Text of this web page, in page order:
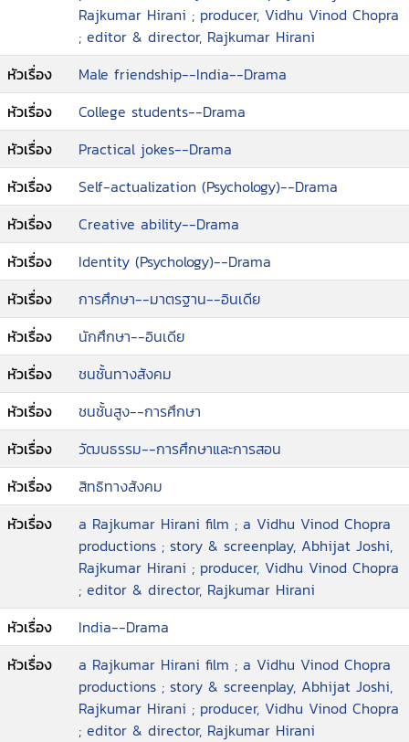
ความคิดสร้างสรรค์ อีกตัวละครที่ไม่กล่าวถึงไม่ได้คือ
ชาเตอ เป็นตัวแทนของนักเรียนที่มีความรู้แค่ในตำรา
และคอยแข่งขันกันผู้อื่นตลอดเวลาเพื่อให้ตนเองเป็นที่
หนึ่ง เขาจึงได้รับความกดดันเสมอ นอกเหนือจากเป็น
ภาพยนตร์ที่เรียกเสียงฮาและสร้างความสุขแก่ผู้ชมยัง
นำเสนอวิถีชีวิต ค่านิยม และความเป็นจริงด้านการ
ศึกษาของชาวอินเดียอีกด้วย
Rajkumar Hirani ; producer, Vidhu Vinod Chopra
; editor & director, Rajkumar Hirani
หัวเรื่อง
Male friendship--India--Drama
หัวเรื่อง
College students--Drama
หัวเรื่อง
Practical jokes--Drama
หัวเรื่อง
Self-actualization (Psychology)--Drama
หัวเรื่อง
Creative ability--Drama
หัวเรื่อง
Identity (Psychology)--Drama
หัวเรื่อง
การศึกษา--มาตรฐาน--อินเดีย
หัวเรื่อง
นักศึกษา--อินเดีย
หัวเรื่อง
ชนชั้นทางสังคม
หัวเรื่อง
ชนชั้นสูง--การศึกษา
หัวเรื่อง
วัฒนธรรม--การศึกษาและการสอน
หัวเรื่อง
สิทธิทางสังคม
หัวเรื่อง
a Rajkumar Hirani film ; a Vidhu Vinod Chopra
productions ; story & screenplay, Abhijat Joshi,
Rajkumar Hirani ; producer, Vidhu Vinod Chopra
; editor & director, Rajkumar Hirani
หัวเรื่อง
India--Drama
หัวเรื่อง
a Rajkumar Hirani film ; a Vidhu Vinod Chopra
productions ; story & screenplay, Abhijat Joshi,
Rajkumar Hirani ; producer, Vidhu Vinod Chopra
; editor & director, Rajkumar Hirani